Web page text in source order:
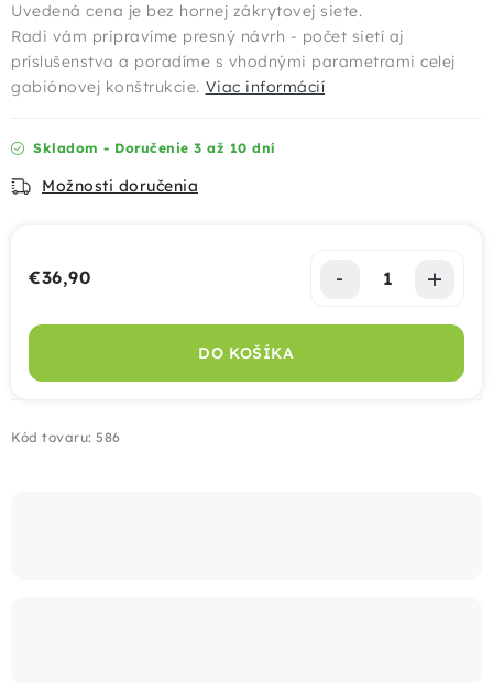
Montáž
Tieniace prvky
Dizajnové oplotenia
Uvedená cena je bez hornej zákrytovej siete.
Radi vám pripravíme presný návrh - počet sietí aj
príslušenstva a poradíme s vhodnými parametrami celej
gabiónovej konštrukcie. Viac informácií
Skladom - Doručenie 3 až 10 dní
Možnosti doručenia
€36,90
DO KOŠÍKA
Kód tovaru: 586